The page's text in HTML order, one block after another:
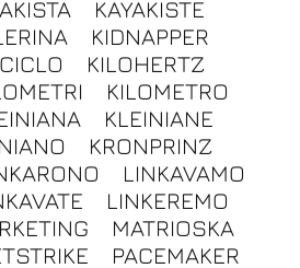
KAYAKISTE
KIDNAPPER
KILOHERTZ
KILOMETRO
KLEINIANE
KRONPRINZ
LINKAVAMO
LINKEREMO
MATRIOSKA
PACEMAKER